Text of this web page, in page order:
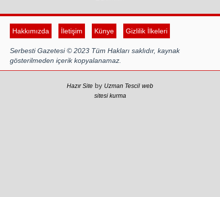
Hakkımızda İletişim Künye Gizlilik İlkeleri
Serbesti Gazetesi © 2023 Tüm Hakları saklıdır, kaynak
gösterilmeden içerik kopyalanamaz.
Hazır Site by Uzman Tescil web
sitesi kurma